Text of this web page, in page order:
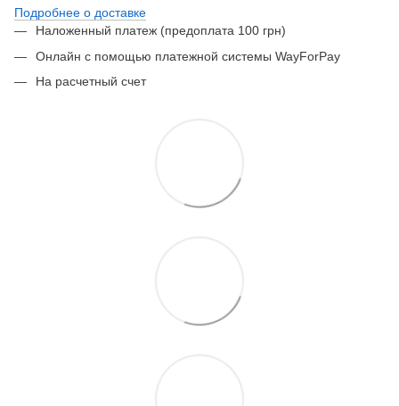
Подробнее о доставке
Наложенный платеж (предоплата 100 грн)
Онлайн с помощью платежной системы WayForPay
На расчетный счет